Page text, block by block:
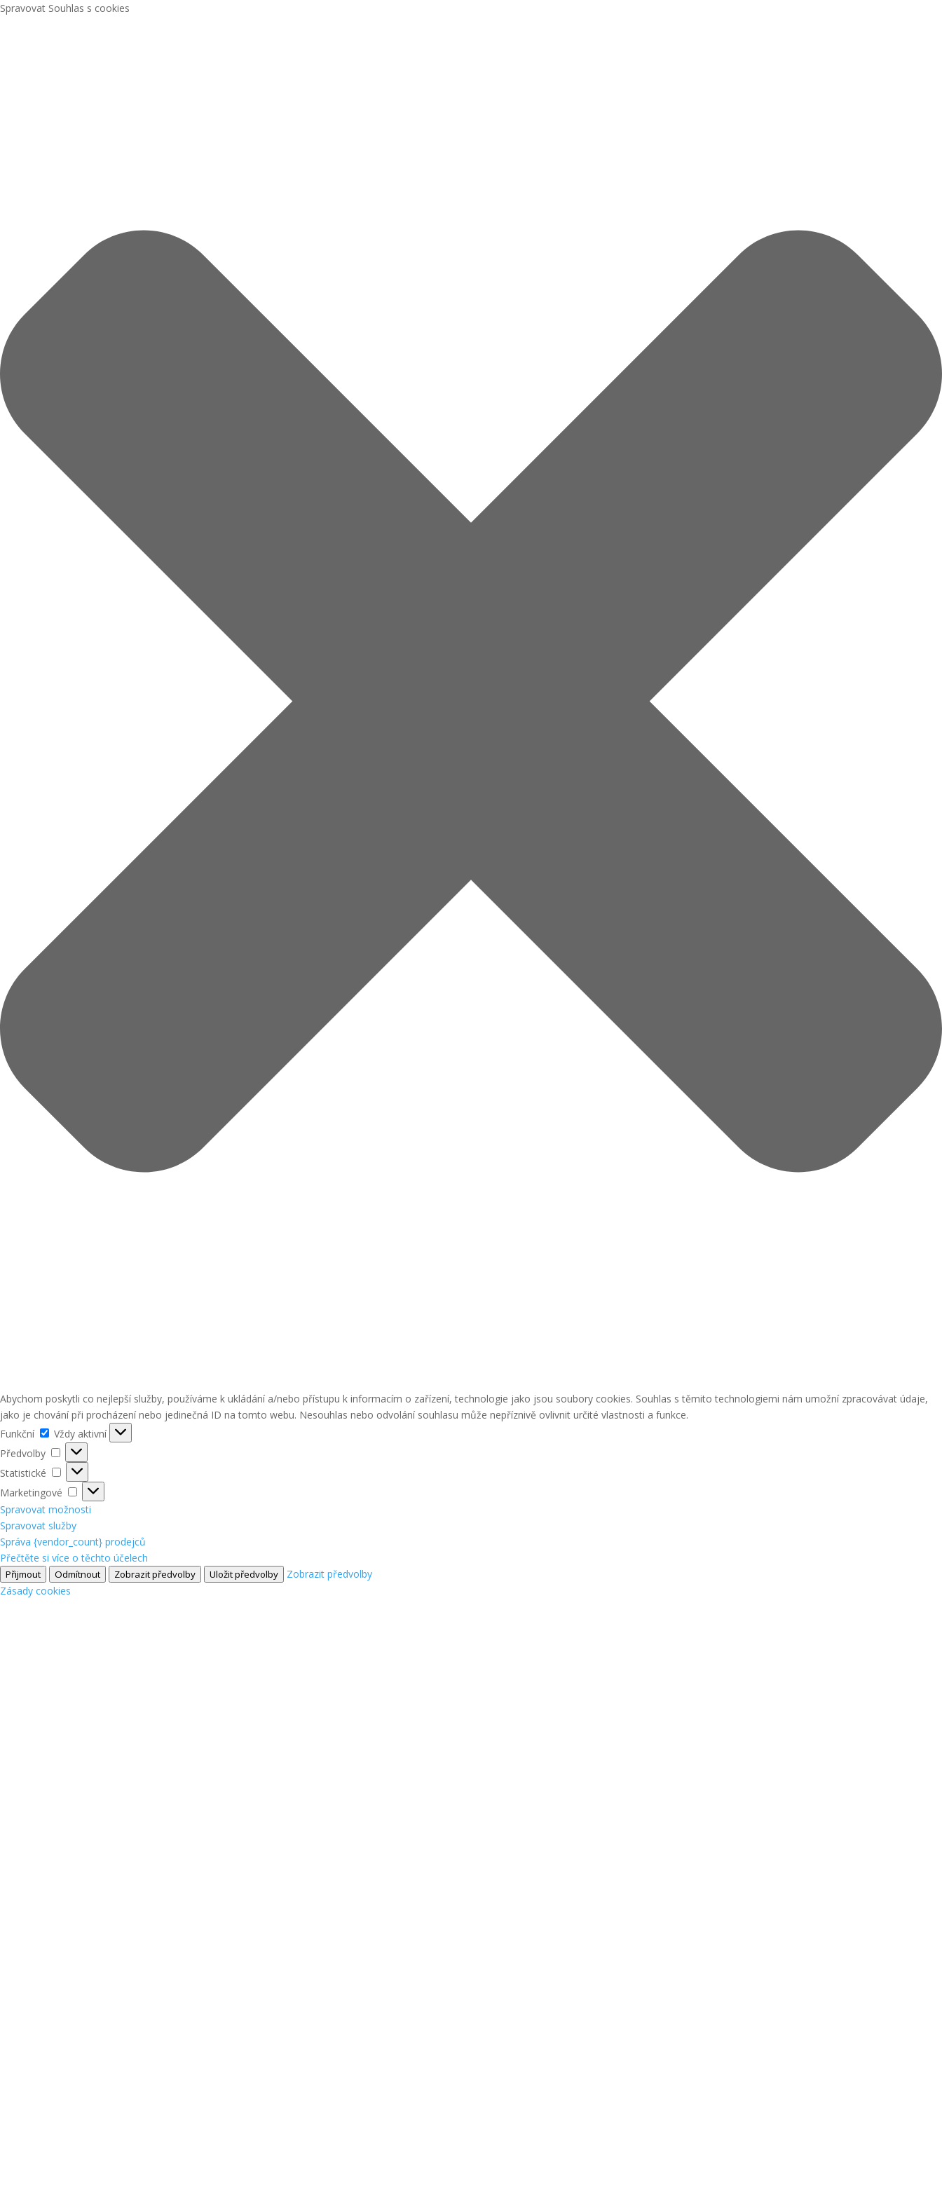
Spravovat Souhlas s cookies
Abychom poskytli co nejlepší služby, používáme k ukládání a/nebo přístupu k informacím o zařízení, technologie jako jsou soubory cookies. Souhlas s těmito technologiemi nám umožní zpracovávat údaje,
jako je chování při procházení nebo jedinečná ID na tomto webu. Nesouhlas nebo odvolání souhlasu může nepříznivě ovlivnit určité vlastnosti a funkce.
Funkční
Funkční
Vždy aktivní
Předvolby
Předvolby
Statistické
Statistické
Marketingové
Marketingové
Spravovat možnosti
Spravovat služby
Správa {vendor_count} prodejců
Přečtěte si více o těchto účelech
Přijmout Odmítnout Zobrazit předvolby Uložit předvolby
Zobrazit předvolby
Zásady cookies